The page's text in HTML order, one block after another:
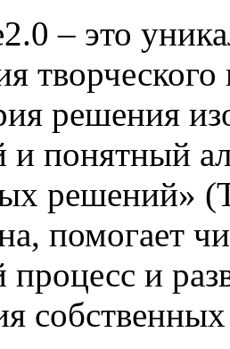
– это
решения
понятный
решений»
помогает
процесс и
собственных